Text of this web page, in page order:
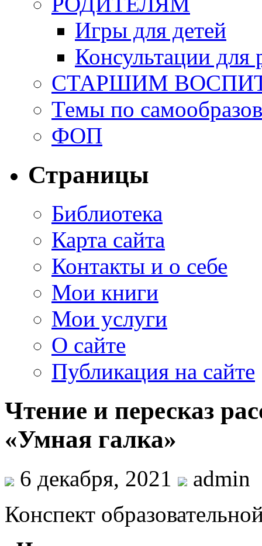
Игры для детей
Консультации для
СТАРШИМ
Темы по
ФОП
Страницы
Библиотека
Карта сайта
Контакты и о себе
Мои книги
Мои услуги
О сайте
Публикация на сайте
Чтение и пересказ
«Умная галка»
6 декабря, 2021
admin
Конспект